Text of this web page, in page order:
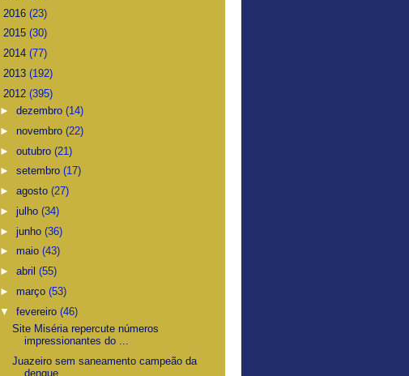
2016 (23)
2015 (30)
2014 (77)
2013 (192)
2012 (395)
► dezembro (14)
► novembro (22)
► outubro (21)
► setembro (17)
► agosto (27)
► julho (34)
► junho (36)
► maio (43)
► abril (55)
► março (53)
▼ fevereiro (46)
Site Miséria repercute números
impressionantes do ...
Juazeiro sem saneamento campeão da
dengue